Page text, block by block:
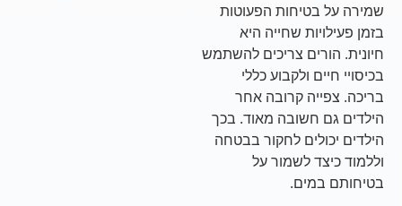
שמירה על בטיחות הפעוטות
בזמן פעילויות שחייה היא
חיונית. הורים צריכים להשתמש
בכיסויי חיים ולקבוע כללי
בריכה. צפייה קרובה אחר
הילדים גם חשובה מאוד. בכך
הילדים יכולים לחקור בבטחה
וללמוד כיצד לשמור על
בטיחותם במים.